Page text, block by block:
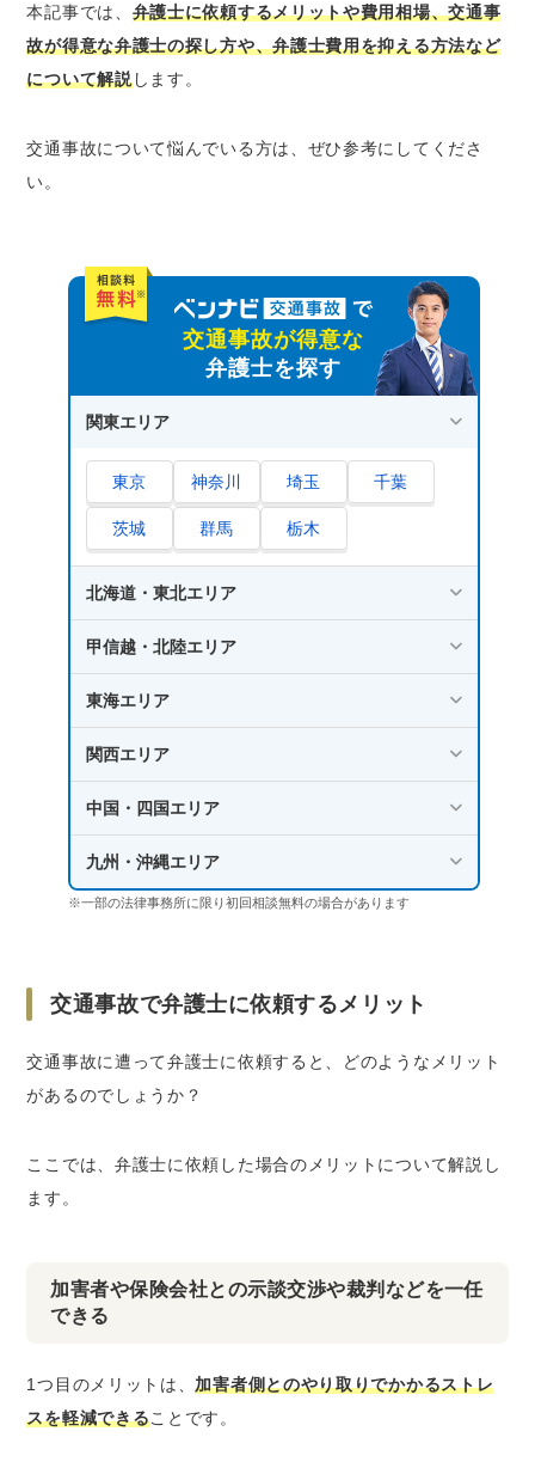
日弁連交通事故相談センター｜最大5回まで
無料相談できる
交通事故トラブルの解決実績が豊富である
弁護士費用の説明が明確である
交通事故でかかる弁護士費用の相場・内訳
相談料｜1時間あたり5,000円～1万円程度
着手金｜経済的利益の2％～8％程度
報酬金｜経済的利益の4％～16％程度
その他｜実費・日当など
交通事故の弁護士費用を安く抑える方法
法律事務所の無料法律相談を活用する
まとめ｜交通事故の被害に遭ったら一度弁護士
に相談を！
本記事では、 弁護士に依頼するメリットや費用相場、交通事
故が得意な弁護士の探し方や、弁護士費用を抑える方法など
について解説します。
交通事故について悩んでいる方は、ぜひ参考にしてくださ
い。
交通事故が得意な
弁護士を探す
関東エリア
東京 神奈川 埼玉 千葉
茨城 群馬 栃木
北海道・東北エリア
甲信越・北陸エリア
東海エリア
関西エリア
中国・四国エリア
九州・沖縄エリア
※一部の法律事務所に限り初回相談無料の場合があります
交通事故で弁護士に依頼するメリット
交通事故に遭って弁護士に依頼すると、どのようなメリット
があるのでしょうか？
ここでは、弁護士に依頼した場合のメリットについて解説し
ます。
加害者や保険会社との示談交渉や裁判などを一任
できる
1つ目のメリットは、加害者側とのやり取りでかかるストレ
スを軽減できることです。